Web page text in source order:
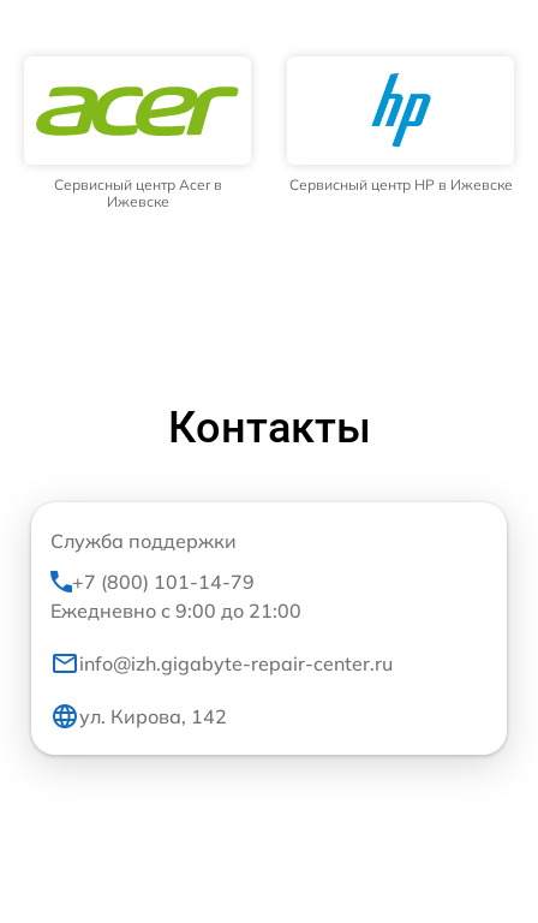
Сервисный центр Acer в
Ижевске
Сервисный центр HP в Ижевске
Контакты
Служба поддержки
+7 (800) 101-14-79
Ежедневно с 9:00 до 21:00
info@izh.gigabyte-repair-center.ru
ул. Кирова, 142